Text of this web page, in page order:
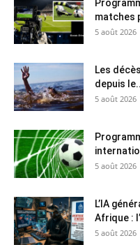
matches
5 août 2026
Les
depuis
5 août 2026
5 août 2026
L’IA
Afrique :
5 août 2026